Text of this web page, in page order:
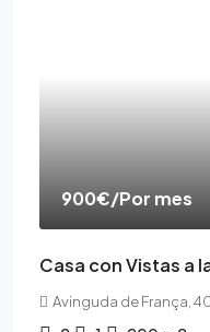
900€/Por mes
Casa con Vistas a
Avinguda de França,